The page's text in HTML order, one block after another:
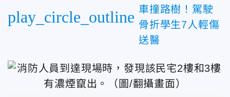
play_circle_outline 車撞路樹！駕駛
骨折學生7人輕傷
送醫